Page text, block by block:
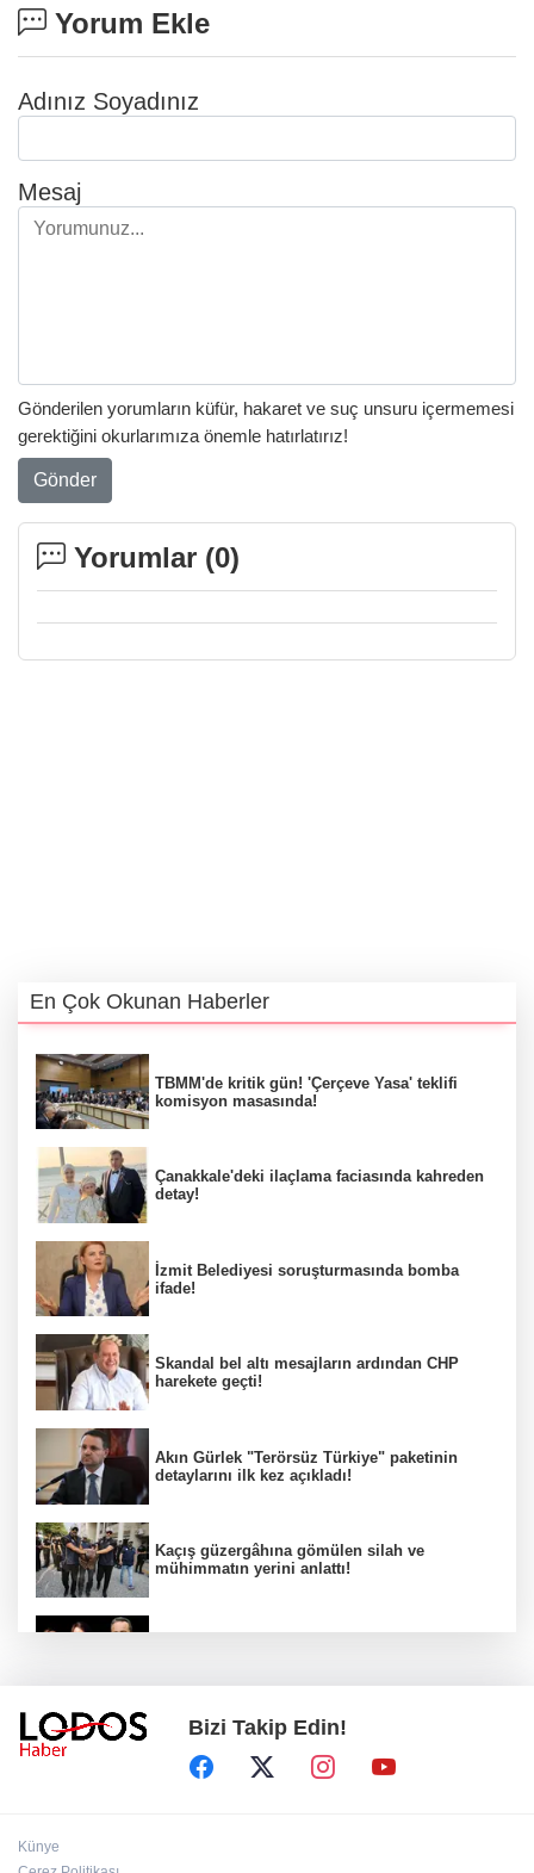
Yorum Ekle
Adınız Soyadınız
Mesaj
Gönderilen yorumların küfür, hakaret ve suç unsuru içermemesi
gerektiğini okurlarımıza önemle hatırlatırız!
Gönder
Yorumlar (0)
En Çok Okunan Haberler
TBMM'de kritik gün! 'Çerçeve Yasa' teklifi
komisyon masasında!
Çanakkale'deki ilaçlama faciasında kahreden
detay!
İzmit Belediyesi soruşturmasında bomba
ifade!
Skandal bel altı mesajların ardından CHP
harekete geçti!
Akın Gürlek "Terörsüz Türkiye" paketinin
detaylarını ilk kez açıkladı!
Kaçış güzergâhına gömülen silah ve
mühimmatın yerini anlattı!
Bizi Takip Edin!
Künye